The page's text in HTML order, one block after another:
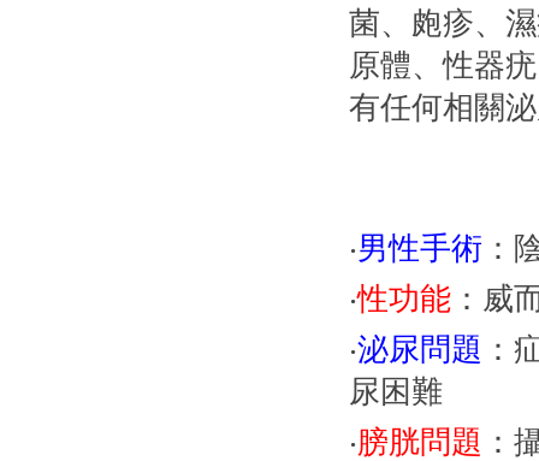
菌、皰疹、
原體、性器
有任何相關
‧男性手術 ：
‧性功能 ：威
‧泌尿問題 ：
尿困難
‧膀胱問題 ：